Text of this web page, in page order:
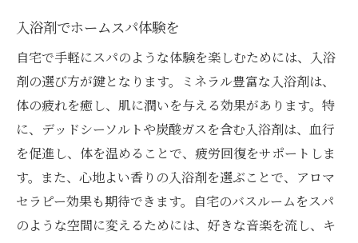
入浴剤でホームスパ体験を
自宅で手軽にスパのような体験を楽しむためには、入浴
剤の選び方が鍵となります。ミネラル豊富な入浴剤は、
体の疲れを癒し、肌に潤いを与える効果があります。特
に、デッドシーソルトや炭酸ガスを含む入浴剤は、血行
を促進し、体を温めることで、疲労回復をサポートしま
す。また、心地よい香りの入浴剤を選ぶことで、アロマ
セラピー効果も期待できます。自宅のバスルームをスパ
のような空間に変えるためには、好きな音楽を流し、キ